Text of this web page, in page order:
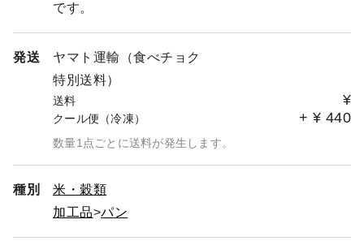
パン＆Sweets。オーダーが非常に多くなっていて、発送
すぐに製品をお手にしたい方は他店での購入をお勧めしま
す。
※天候に左右される農作業との兼ね合いもあるので、出荷
は特記事項にご記入ください。
です。
発送
ヤマト運輸（食べチョク
特別送料）
送料 ¥
クール便（冷凍） + ¥ 440
数量1点ごとに送料が発生します。
種別
米・穀類
加工品
パン